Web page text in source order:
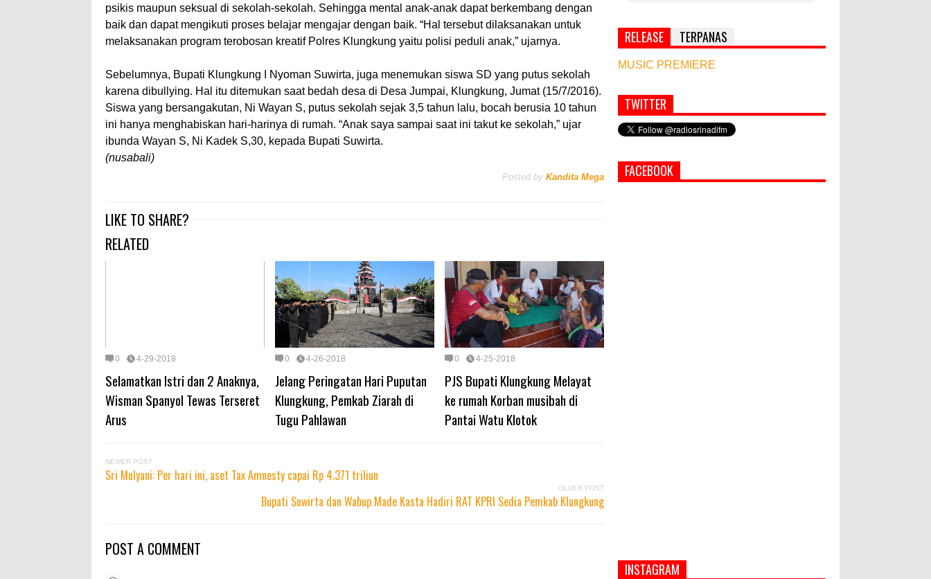
psikis maupun seksual di sekolah-sekolah. Sehingga mental anak-anak dapat berkembang dengan
baik dan dapat mengikuti proses belajar mengajar dengan baik. “Hal tersebut dilaksanakan untuk
melaksanakan program terobosan kreatif Polres Klungkung yaitu polisi peduli anak,” ujarnya.
Sebelumnya, Bupati Klungkung I Nyoman Suwirta, juga menemukan siswa SD yang putus sekolah
karena dibullying. Hal itu ditemukan saat bedah desa di Desa Jumpai, Klungkung, Jumat (15/7/2016).
Siswa yang bersangakutan, Ni Wayan S, putus sekolah sejak 3,5 tahun lalu, bocah berusia 10 tahun
ini hanya menghabiskan hari-harinya di rumah. “Anak saya sampai saat ini takut ke sekolah,” ujar
ibunda Wayan S, Ni Kadek S,30, kepada Bupati Suwirta.
(nusabali)
Posted by Kandita Mega
LIKE TO SHARE?
RELATED
0 4-29-2018
Selamatkan Istri dan 2 Anaknya,
Wisman Spanyol Tewas Terseret
Arus
0 4-26-2018
Jelang Peringatan Hari Puputan
Klungkung, Pemkab Ziarah di
Tugu Pahlawan
0 4-25-2018
PJS Bupati Klungkung Melayat
ke rumah Korban musibah di
Pantai Watu Klotok
NEWER POST
Sri Mulyani: Per hari ini, aset Tax Amnesty capai Rp 4.371 triliun
OLDER POST
Bupati Suwirta dan Wabup Made Kasta Hadiri RAT KPRI Sedia Pemkab Klungkung
POST A COMMENT
RELEASE TERPANAS
MUSIC PREMIERE
Simbol Persahabatan, RI Bangun Islamic Centre
di Afghanistan
PASAR MURAH
TWITTER
FACEBOOK
INSTAGRAM